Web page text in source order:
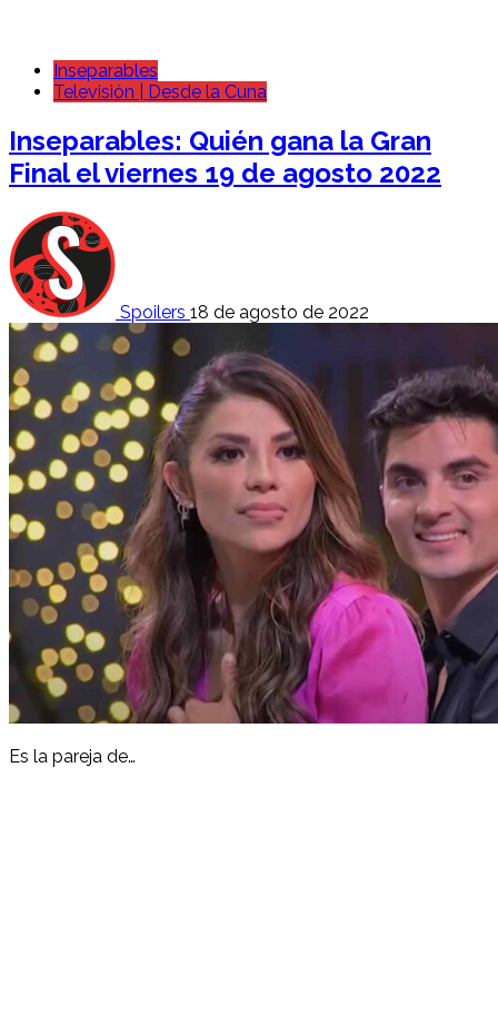
Inseparables
Televisión | Desde la Cuna
Inseparables: Quién gana la Gran
Final el viernes 19 de agosto 2022
Spoilers 18 de agosto de 2022
Es la pareja de…